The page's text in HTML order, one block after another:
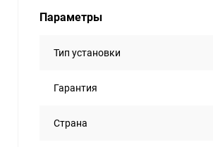
Параметры
Тип установки
Гарантия
Страна